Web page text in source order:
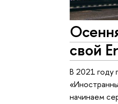
свой
В 2021 году
начинаем